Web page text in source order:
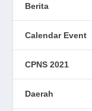
Berita
Calendar Event
CPNS 2021
Daerah